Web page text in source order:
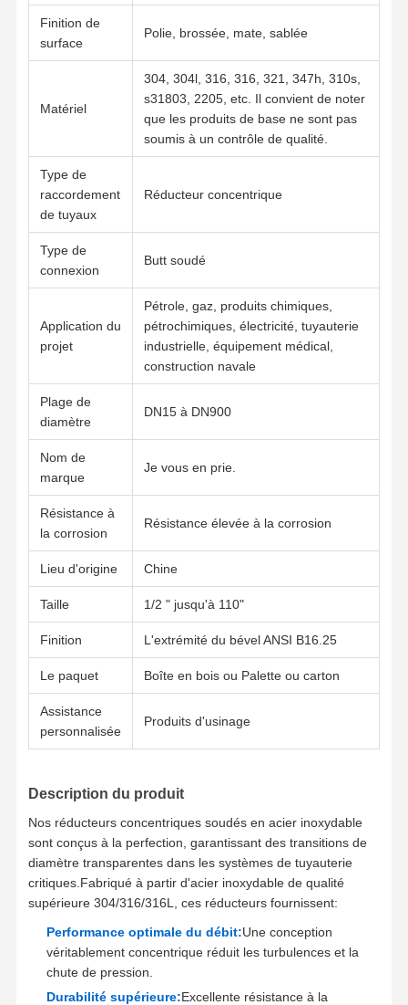
Produits Vidéos
A Propos De
Nous
Visite D'usine
Contrôle De
La Qualité
Brides d'acier inoxydable
soupape en acier inoxydable
Garnitures de tuyau sanitaire d'acier inoxydable
TUBE DE BA
Tuyaux soudés d'acier inoxydable
Finition de
surface
Polie, brossée, mate, sablée
Matériel
304, 304l, 316, 316, 321, 347h, 310s,
s31803, 2205, etc. Il convient de noter
que les produits de base ne sont pas
soumis à un contrôle de qualité.
Type de
raccordement
de tuyaux
Réducteur concentrique
Type de
connexion
Butt soudé
Application du
projet
Pétrole, gaz, produits chimiques,
pétrochimiques, électricité, tuyauterie
industrielle, équipement médical,
construction navale
Plage de
diamètre
DN15 à DN900
Nom de
marque
Je vous en prie.
Résistance à
la corrosion
Résistance élevée à la corrosion
Lieu d'origine Chine
Taille 1/2 " jusqu'à 110"
Finition L'extrémité du bével ANSI B16.25
Le paquet Boîte en bois ou Palette ou carton
Assistance
personnalisée
Produits d'usinage
Description du produit
Nos réducteurs concentriques soudés en acier inoxydable
sont conçus à la perfection, garantissant des transitions de
diamètre transparentes dans les systèmes de tuyauterie
critiques.Fabriqué à partir d'acier inoxydable de qualité
supérieure 304/316/316L, ces réducteurs fournissent:
Performance optimale du débit:Une conception
véritablement concentrique réduit les turbulences et la
chute de pression.
Durabilité supérieure:Excellente résistance à la